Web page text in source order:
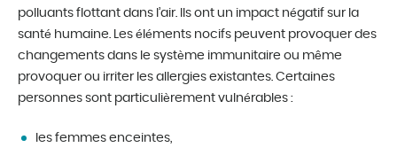
polluants flottant dans l’air. Ils ont un impact négatif sur la
santé humaine. Les éléments nocifs peuvent provoquer des
changements dans le système immunitaire ou même
provoquer ou irriter les allergies existantes. Certaines
personnes sont particulièrement vulnérables :
les femmes enceintes,